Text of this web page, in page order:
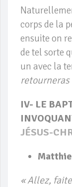
corps de la
ensuite on
de tel sorte
un avec la
retourneras
IV- LE
JÉSUS-
« Allez,